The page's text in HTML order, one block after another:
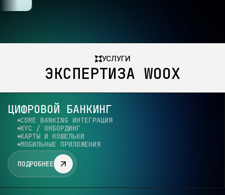
УСЛУГИ
ЭКСПЕРТИЗА WOOX
ЦИФРОВОЙ БАНКИНГ
CORE BANKING ИНТЕГРАЦИЯ
KYC / ОНБОРДИНГ
КАРТЫ И КОШЕЛЬКИ
МОБИЛЬНЫЕ ПРИЛОЖЕНИЯ
ПОДРОБНЕЕ